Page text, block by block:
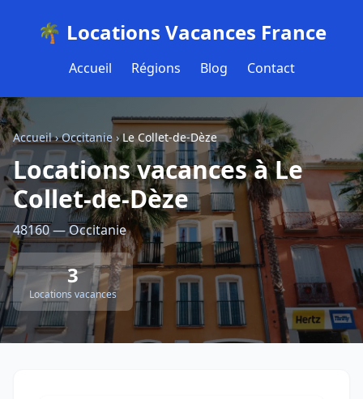
🌴 Locations Vacances France
Accueil Régions Blog Contact
Accueil›Occitanie›Le Collet-de-Dèze
Locations vacances à Le
Collet-de-Dèze
48160 — Occitanie
3
Locations vacances